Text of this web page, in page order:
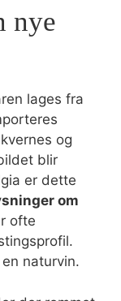
nye
lages fra
og
blir
er dette
om
ofte
naturvin.